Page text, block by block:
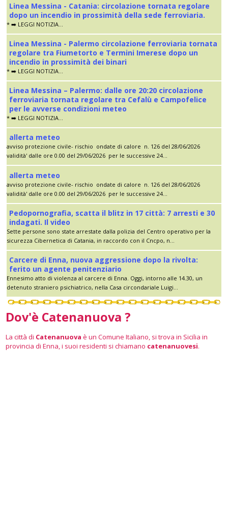
Linea Messina - Catania: circolazione tornata regolare
dopo un incendio in prossimità della sede ferroviaria.
* ➡️ LEGGI NOTIZIA...
Linea Messina - Palermo circolazione ferroviaria tornata
regolare tra Fiumetorto e Termini Imerese dopo un
incendio in prossimità dei binari
* ➡️ LEGGI NOTIZIA...
Linea Messina – Palermo: dalle ore 20:20 circolazione
ferroviaria tornata regolare tra Cefalù e Campofelice
per le avverse condizioni meteo
* ➡️ LEGGI NOTIZIA...
allerta meteo
avviso protezione civile- rischio ondate di calore n. 126 del 28/06/2026
validità' dalle ore 0.00 del 29/06/2026 per le successive 24...
allerta meteo
avviso protezione civile- rischio ondate di calore n. 126 del 28/06/2026
validità' dalle ore 0.00 del 29/06/2026 per le successive 24...
Pedopornografia, scatta il blitz in 17 città: 7 arresti e 30
indagati. Il video
Sette persone sono state arrestate dalla polizia del Centro operativo per la
sicurezza Cibernetica di Catania, in raccordo con il Cncpo, n...
Carcere di Enna, nuova aggressione dopo la rivolta:
ferito un agente penitenziario
Ennesimo atto di violenza al carcere di Enna. Oggi, intorno alle 14.30, un
detenuto straniero psichiatrico, nella Casa circondariale Luigi...
Dov'è Catenanuova ?
La città di Catenanuova è un Comune Italiano, si trova in Sicilia in
provincia di Enna, i suoi residenti si chiamano catenanuovesi.